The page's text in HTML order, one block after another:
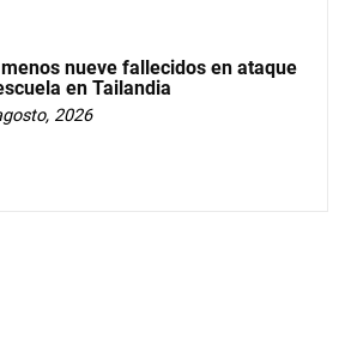
nueve fallecidos en ataque
en Tailandia
2026